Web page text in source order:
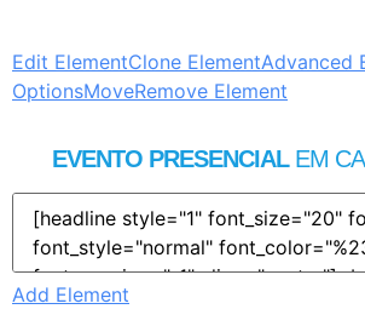
Edit ElementClone ElementAdvanced
OptionsMoveRemove Element
EVENTO PRESENCIAL EM
Add Element